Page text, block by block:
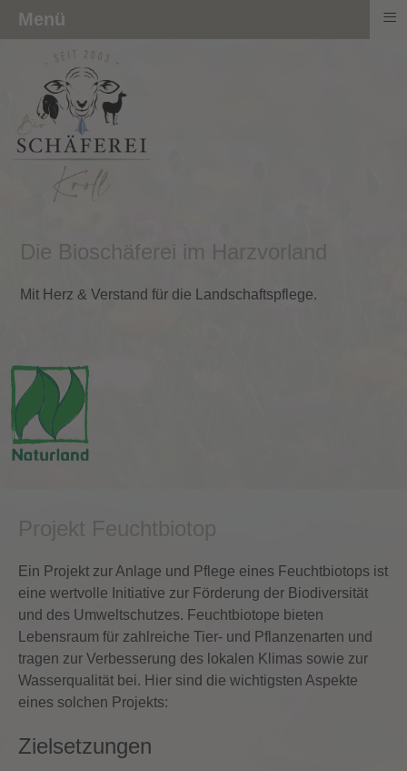
Die Bioschäferei im Harzvorland
Mit Herz & Verstand für die Landschaftspflege.
Projekt Feuchtbiotop
Ein Projekt zur Anlage und Pflege eines Feuchtbiotops ist
eine wertvolle Initiative zur Förderung der Biodiversität
und des Umweltschutzes. Feuchtbiotope bieten
Lebensraum für zahlreiche Tier- und Pflanzenarten und
tragen zur Verbesserung des lokalen Klimas sowie zur
Wasserqualität bei. Hier sind die wichtigsten Aspekte
eines solchen Projekts:
Zielsetzungen
Menü ≡